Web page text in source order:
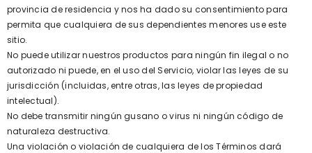
provincia de residencia y nos ha dado su consentimiento para
permita que cualquiera de sus dependientes menores use este
sitio.
No puede utilizar nuestros productos para ningún fin ilegal o no
autorizado ni puede, en el uso del Servicio, violar las leyes de su
jurisdicción (incluidas, entre otras, las leyes de propiedad
intelectual).
No debe transmitir ningún gusano o virus ni ningún código de
naturaleza destructiva.
Una violación o violación de cualquiera de los Términos dará